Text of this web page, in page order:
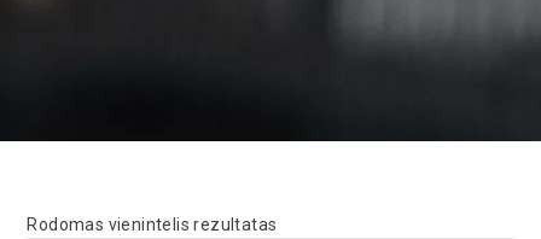
Rodomas vienintelis rezultatas